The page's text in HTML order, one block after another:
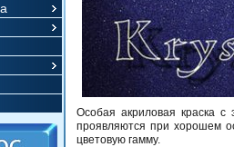
Особая акриловая краска с
проявляются при хорошем
цветовую гамму.